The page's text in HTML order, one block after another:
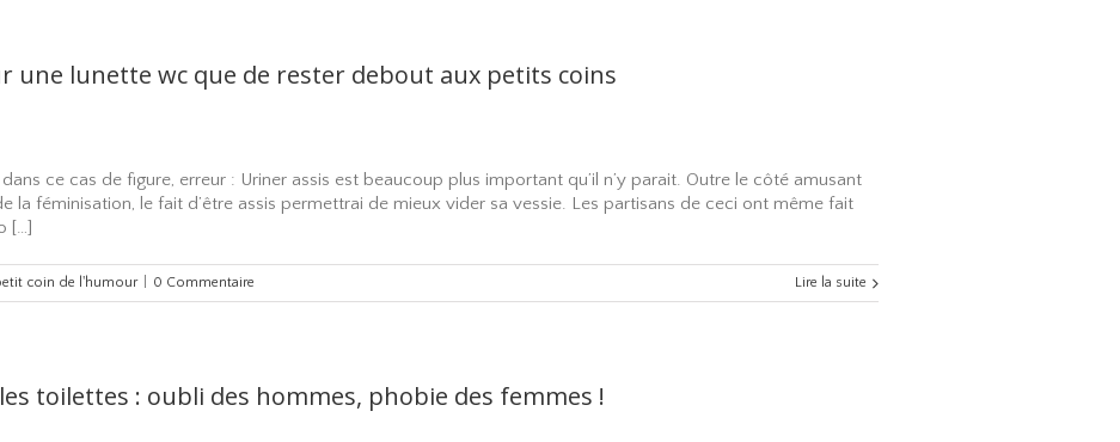
une lunette wc que de rester debout aux petits coins
ce cas de figure, erreur : Uriner assis est beaucoup plus important qu’il n’y parait. Outre le côté amusant
la féminisation, le fait d’être assis permettrai de mieux vider sa vessie. Les partisans de ceci ont même fait
[…]
coin de l'humour 0 Commentaire Lire la suite
toilettes : oubli des hommes, phobie des femmes !